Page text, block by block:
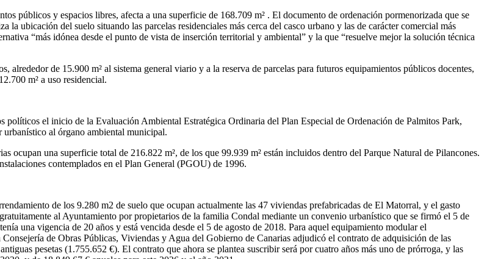
públicos y espacios libres, afecta a una superficie de 168.709 m² . El documento de ordenación pormenorizada que se
ubicación del suelo situando las parcelas residenciales más cerca del casco urbano y las de carácter comercial más
“más idónea desde el punto de vista de inserción territorial y ambiental” y la que “resuelve mejor la solución técnica
alrededor de 15.900 m² al sistema general viario y a la reserva de parcelas para futuros equipamientos públicos docentes,
m² a uso residencial.
el inicio de la Evaluación Ambiental Estratégica Ordinaria del Plan Especial de Ordenación de Palmitos Park,
al órgano ambiental municipal.
ocupan una superficie total de 216.822 m², de los que 99.939 m² están incluidos dentro del Parque Natural de Pilancones.
contemplados en el Plan General (PGOU) de 1996.
de los 9.280 m2 de suelo que ocupan actualmente las 47 viviendas prefabricadas de El Matorral, y el gasto
al Ayuntamiento por propietarios de la familia Condal mediante un convenio urbanístico que se firmó el 5 de
una vigencia de 20 años y está vencida desde el 5 de agosto de 2018. Para aquel equipamiento modular el
de Obras Públicas, Viviendas y Agua del Gobierno de Canarias adjudicó el contrato de adquisición de las
pesetas (1.755.652 €). El contrato que ahora se plantea suscribir será por cuatro años más uno de prórroga, y las